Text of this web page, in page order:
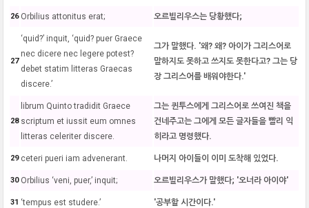
26 Orbilius attonitus erat; 오르빌리우스는 당황했다;
27
‘quid?’ inquit, ‘quid? puer Graece
nec dicere nec legere potest?
debet statim litteras Graecas
discere.’
그가 말했다. '왜? 왜? 아이가 그리스어로
말하지도 못하고 쓰지도 못한다고? 그는 당
장 그리스어를 배워야한다.'
28
librum Quinto tradidit Graece
scriptum et iussit eum omnes
litteras celeriter discere.
그는 퀸투스에게 그리스어로 쓰여진 책을
건네주고는 그에게 모든 글자들을 빨리 익
히라고 명령했다.
29 ceteri pueri iam advenerant. 나머지 아이들이 이미 도착해 있었다.
30 Orbilius ‘veni, puer,’ inquit; 오르빌리우스가 말했다; '오너라 아이야'
31 ‘tempus est studere.’ '공부할 시간이다.'